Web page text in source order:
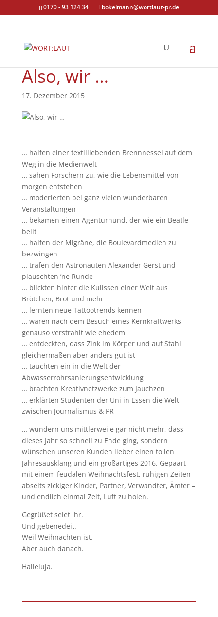
0170 - 93 124 34 bokelmann@wortlaut-pr.de
Also, wir …
17. Dezember 2015
… halfen einer textilliebenden Brennnessel auf dem
Weg in die Medienwelt
… sahen Forschern zu, wie die Lebensmittel von
morgen entstehen
… moderierten bei ganz vielen wunderbaren
Veranstaltungen
… bekamen einen Agenturhund, der wie ein Beatle
bellt
… halfen der Migräne, die Boulevardmedien zu
bezwingen
… trafen den Astronauten Alexander Gerst und
plauschten ’ne Runde
… blickten hinter die Kulissen einer Welt aus
Brötchen, Brot und mehr
… lernten neue Tattootrends kennen
… waren nach dem Besuch eines Kernkraftwerks
genauso verstrahlt wie ehedem
… entdeckten, dass Zink im Körper und auf Stahl
gleichermaßen aber anders gut ist
… tauchten ein in die Welt der
Abwasserrohrsanierungsentwicklung
… brachten Kreativnetzwerke zum Jauchzen
… erklärten Studenten der Uni in Essen die Welt
zwischen Journalismus & PR
… wundern uns mittlerweile gar nicht mehr, dass
dieses Jahr so schnell zu Ende ging, sondern
wünschen unseren Kunden lieber einen tollen
Jahresausklang und ein großartiges 2016. Gepaart
mit einem feudalen Weihnachtsfest, ruhigen Zeiten
abseits zickiger Kinder, Partner, Verwandter, Ämter –
und endlich einmal Zeit, Luft zu holen.
Gegrüßet seiet Ihr.
Und gebenedeit.
Weil Weihnachten ist.
Aber auch danach.
Halleluja.